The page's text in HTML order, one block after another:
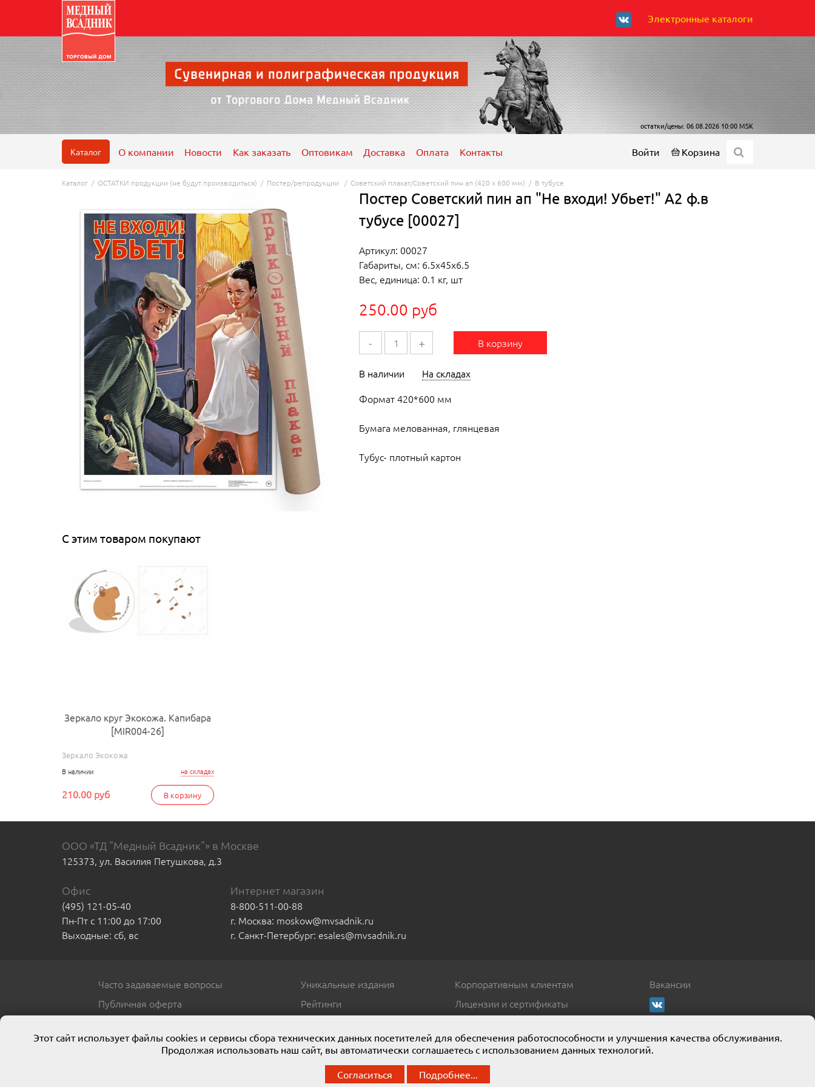
Электронные каталоги
остатки/цены: 06.08.2026 10:00 MSK
Войти Корзина
Каталог О компании Новости Как заказать Оптовикам Доставка Оплата Контакты
Каталог / ОСТАТКИ продукции (не будут производиться) / Постер/репродукции / Советский плакат/Советский пин ап (420 x 600 мм) / В тубусе
Постер Советский пин ап "Не входи! Убьет!" А2 ф.в
тубусе [00027]
Артикул: 00027
Габариты, см: 6.5x45x6.5
Вес, единица: 0.1 кг, шт
250.00 руб
- + В корзину
В наличии
На складах
Формат 420*600 мм
Бумага мелованная, глянцевая
Тубус- плотный картон
С этим товаром покупают
Зеркало круг Экокожа. Капибара
[MIR004-26]
Зеркало Экокожа
на складах
В наличии
В корзину
210.00 руб
ООО «ТД "Медный Всадник"» в Москве
125373, ул. Василия Петушкова, д.3
Офис
(495) 121-05-40
Пн-Пт с 11:00 до 17:00
Выходные: сб, вс
Интернет магазин
8-800-511-00-88
г. Москва: moskow@mvsadnik.ru
г. Санкт-Петербург: esales@mvsadnik.ru
Часто задаваемые вопросы
Публичная оферта
Уникальные издания
Рейтинги
Корпоративным клиентам
Лицензии и сертификаты
Вакансии
© 2013 ООО ТД «Медный всадник». Мы представляем широчайший ассортимент полиграфической продукции собственного производства.
Этот сайт использует файлы cookies и сервисы сбора технических данных посетителей для обеспечения работоспособности и улучшения качества обслуживания.
Продолжая использовать наш сайт, вы автоматически соглашаетесь с использованием данных технологий.
Согласиться Подробнее...